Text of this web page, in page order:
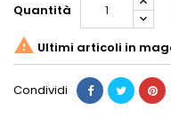
Quantità
 Ultimi articoli in
Condividi